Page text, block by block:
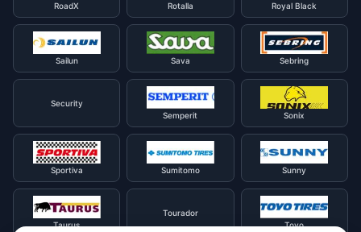
RoadX Rotalla Royal Black
Sailun Sava Sebring
Security
Semperit
Sonix
Sportiva Sumitomo Sunny
Taurus
Tourador
Toyo